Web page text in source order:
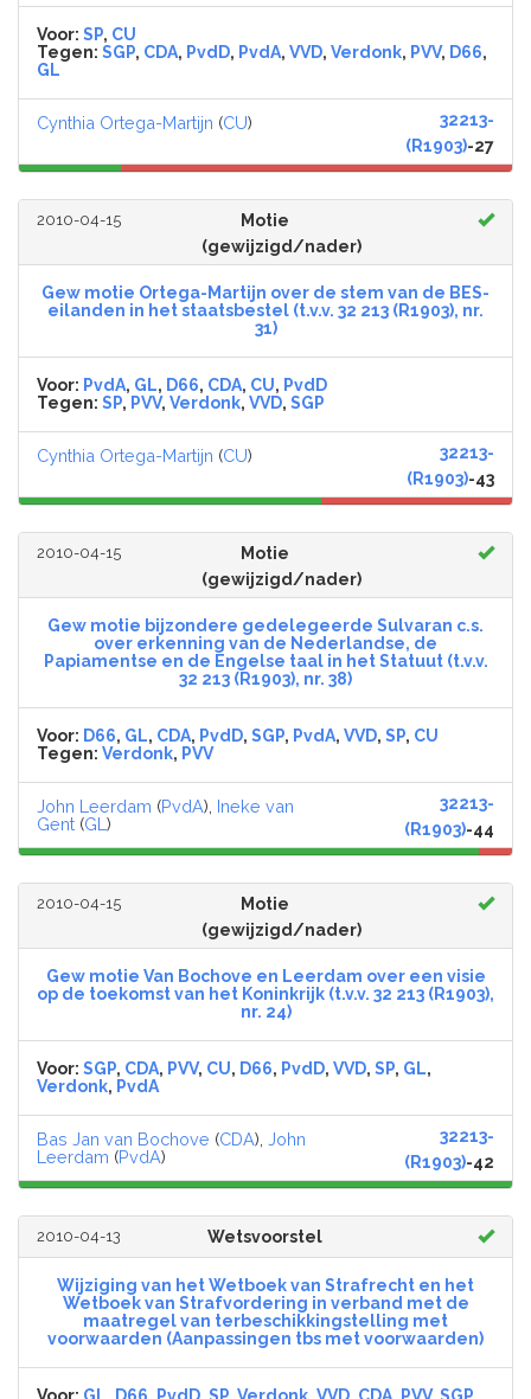
Voor: SP, CU
Tegen: SGP, CDA, PvdD, PvdA, VVD, Verdonk, PVV, D66,
GL
Cynthia Ortega-Martijn (CU)
32213-
(R1903)-27
2010-04-15
Motie
(gewijzigd/nader)
Gew motie Ortega-Martijn over de stem van de BES-
eilanden in het staatsbestel (t.v.v. 32 213 (R1903), nr.
31)
Voor: PvdA, GL, D66, CDA, CU, PvdD
Tegen: SP, PVV, Verdonk, VVD, SGP
Cynthia Ortega-Martijn (CU)
32213-
(R1903)-43
2010-04-15
Motie
(gewijzigd/nader)
Gew motie bijzondere gedelegeerde Sulvaran c.s.
over erkenning van de Nederlandse, de
Papiamentse en de Engelse taal in het Statuut (t.v.v.
32 213 (R1903), nr. 38)
Voor: D66, GL, CDA, PvdD, SGP, PvdA, VVD, SP, CU
Tegen: Verdonk, PVV
John Leerdam (PvdA), Ineke van
Gent (GL )
32213-
(R1903)-44
2010-04-15
Motie
(gewijzigd/nader)
Gew motie Van Bochove en Leerdam over een visie
op de toekomst van het Koninkrijk (t.v.v. 32 213 (R1903),
nr. 24)
Voor: SGP, CDA, PVV, CU, D66, PvdD, VVD, SP, GL,
Verdonk, PvdA
Bas Jan van Bochove (CDA), John
Leerdam (PvdA)
32213-
(R1903)-42
2010-04-13 Wetsvoorstel
Wijziging van het Wetboek van Strafrecht en het
Wetboek van Strafvordering in verband met de
maatregel van terbeschikkingstelling met
voorwaarden (Aanpassingen tbs met voorwaarden)